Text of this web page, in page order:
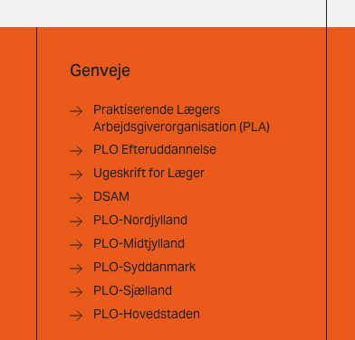
Genveje
Praktiserende Lægers
Arbejdsgiverorganisation (PLA)
PLO Efteruddannelse
Ugeskrift for Læger
DSAM
PLO-Nordjylland
PLO-Midtjylland
PLO-Syddanmark
PLO-Sjælland
PLO-Hovedstaden